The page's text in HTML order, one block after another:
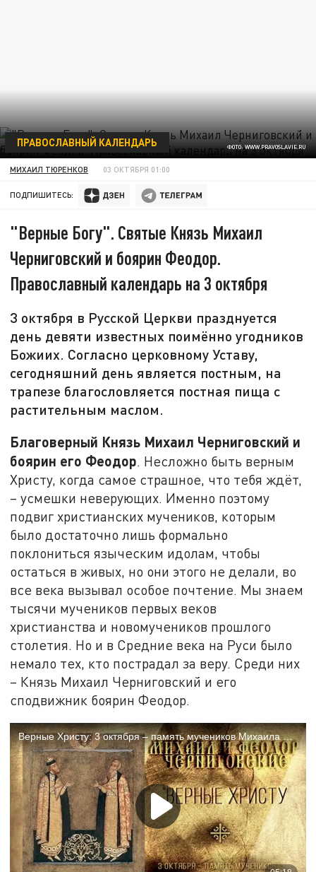
ФОТО: WWW.PRAVOSLAVIE.RU
ПРАВОСЛАВНЫЙ КАЛЕНДАРЬ
МИХАИЛ ТЮРЕНКОВ 03 ОКТЯБРЯ 01:00
ПОДПИШИТЕСЬ:
"Верные Богу". Святые Князь Михаил
Черниговский и боярин Феодор.
Православный календарь на 3 октября
3 октября в Русской Церкви празднуется
день девяти известных поимённо угодников
Божиих. Согласно церковному Уставу,
сегодняшний день является постным, на
трапезе благословляется постная пища с
растительным маслом.
Благоверный Князь Михаил Черниговский и
боярин его Феодор. Несложно быть верным
Христу, когда самое страшное, что тебя ждёт,
– усмешки неверующих. Именно поэтому
подвиг христианских мучеников, которым
было достаточно лишь формально
поклониться языческим идолам, чтобы
остаться в живых, но они этого не делали, во
все века вызывал особое почтение. Мы знаем
тысячи мучеников первых веков
христианства и новомучеников прошлого
столетия. Но и в Средние века на Руси было
немало тех, кто пострадал за веру. Среди них
– Князь Михаил Черниговский и его
сподвижник боярин Феодор.